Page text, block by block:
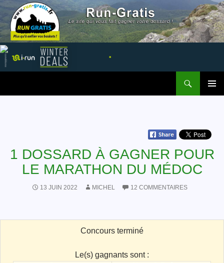
1 DOSSARD À GAGNER POUR
LE MARATHON DU MÉDOC
13 JUIN 2022 MICHEL 12 COMMENTAIRES
Concours terminé
Le(s) gagnants sont :